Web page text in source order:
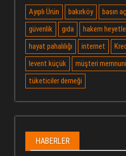
Ayıplı Ürün bakırköy basın
güvenlik
gıda hakem
hayat pahalılığı
internet
levent küçük
müşteri
tüketiciler derneği
HABERLER